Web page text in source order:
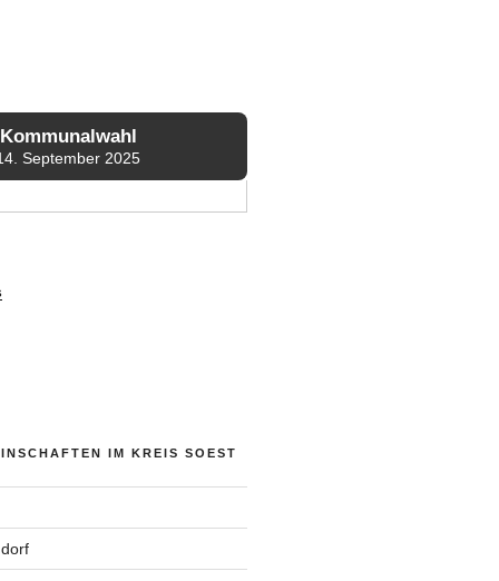
Kommunalwahl
September 2025
IM KREIS SOEST